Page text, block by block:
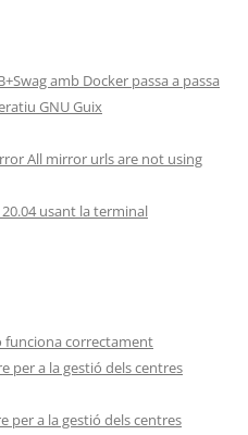
amb Docker passa a passa
GNU Guix
All mirror urls are not using
usant la terminal
funciona correctament
per a la gestió dels centres
per a la gestió dels centres